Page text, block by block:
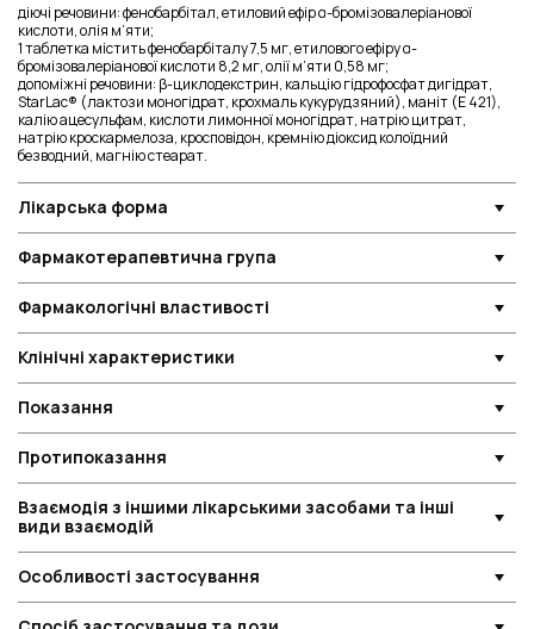
діючі речовини: фенобарбітал, етиловий ефір α-бромізовалеріанової
кислоти, олія м’яти;
1 таблетка містить фенобарбіталу 7,5 мг, етилового ефіру α-
бромізовалеріанової кислоти 8,2 мг, олії м’яти 0,58 мг;
допоміжні речовини: β-циклодекстрин, кальцію гідрофосфат дигідрат,
StarLac® (лактози моногідрат, крохмаль кукурудзяний), маніт (Е 421),
калію ацесульфам, кислоти лимонної моногідрат, натрію цитрат,
натрію кроскармелоза, кросповідон, кремнію діоксид колоїдний
безводний, магнію стеарат.
Лікарська форма
Фармакотерапевтична група
Фармакологічні властивості
Клінічні характеристики
Показання
Протипоказання
Взаємодія з іншими лікарськими засобами та інші
види взаємодій
Особливості застосування